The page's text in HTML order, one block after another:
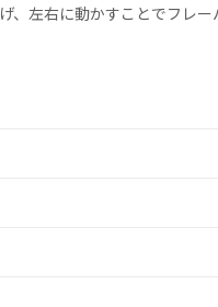
左右に動かすことでフレー